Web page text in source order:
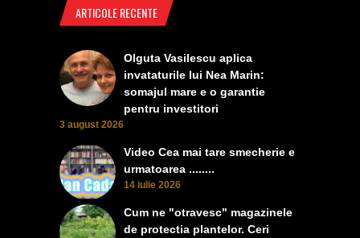
ARTICOLE RECENTE
Olguta Vasilescu aplica
invataturile lui Nea Marin:
somajul mare e o garantie
pentru investitori
3 august 2026
Video Cea mai tare smecherie e
urmatoarea ........
14 iulie 2026
Cum ne "otravesc" magazinele
de protectia plantelor. Ceri